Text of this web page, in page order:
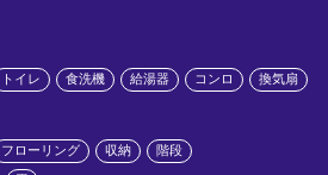
トイレ 食洗機 給湯器 コンロ 換気扇
フローリング 収納 階段